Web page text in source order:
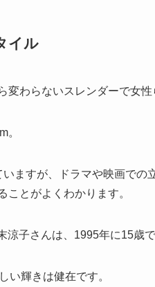
イル
わらないスレンダーで女性
。
ますが、ドラマや映画での
とがよくわかります。
子さんは、1995年に15歳で
い輝きは健在です。